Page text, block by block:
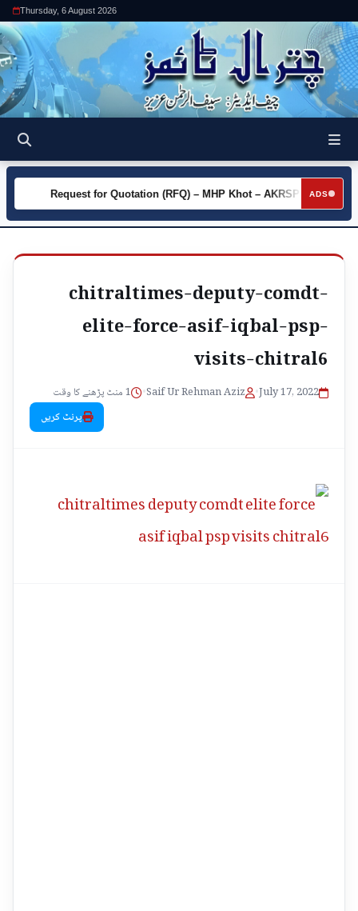
Thursday, 6 August 2026
ADS
►
Request for Quotation (RFQ) – MHP Khot – AKRSP
chitraltimes-deputy-comdt-
elite-force-asif-iqbal-psp-
visits-chitral6
July 17, 2022
•
Saif Ur Rehman Aziz
•
1 منٹ پڑھنے کا وقت
پرنٹ کریں